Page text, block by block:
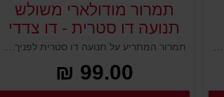
תמרור מודולארי משולש
תנועה דו סטרית - דו צדדי
99.00 ₪